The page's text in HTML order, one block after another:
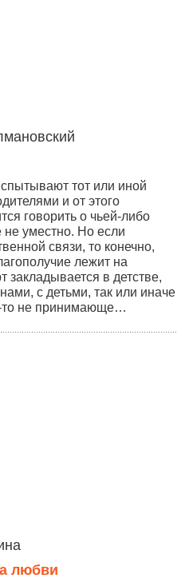
тот или иной
и от этого
говорить о чьей-либо
уместно. Но если
связи, то конечно,
лежит на
закладывается в детстве,
с детьми, так или иначе
то не принимающе…
любви